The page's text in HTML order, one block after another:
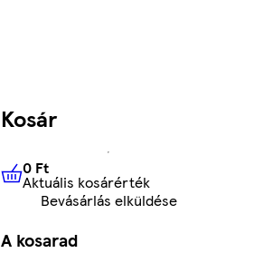
Kosár
0 FtAktuális kosárérték
0 Ft
Aktuális kosárérték
Bevásárlás elküldése
A kosarad